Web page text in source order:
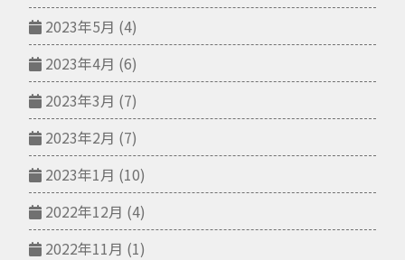
2023年5月 (4)
2023年4月 (6)
2023年3月 (7)
2023年2月 (7)
2023年1月 (10)
2022年12月 (4)
2022年11月 (1)